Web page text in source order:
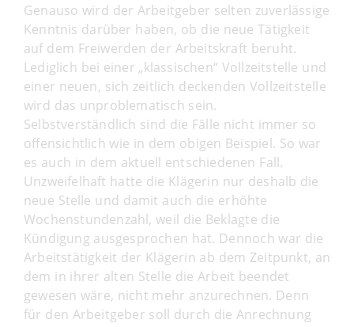
Genauso wird der Arbeitgeber selten zuverlässige
Kenntnis darüber haben, ob die neue Tätigkeit
auf dem Freiwerden der Arbeitskraft beruht.
Lediglich bei einer „klassischen“ Vollzeitstelle und
einer neuen, sich zeitlich deckenden Vollzeitstelle
wird das unproblematisch sein.
Selbstverständlich sind die Fälle nicht immer so
offensichtlich wie in dem obigen Beispiel. So war
es auch in dem aktuell entschiedenen Fall.
Unzweifelhaft hatte die Klägerin nur deshalb die
neue Stelle und damit auch die erhöhte
Wochenstundenzahl, weil die Beklagte die
Kündigung ausgesprochen hat. Dennoch war die
Arbeitstätigkeit der Klägerin ab dem Zeitpunkt, an
dem in ihrer alten Stelle die Arbeit beendet
gewesen wäre, nicht mehr anzurechnen. Denn
für den Arbeitgeber soll durch die Anrechnung